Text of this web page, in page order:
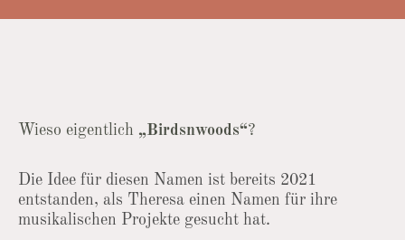
Wieso eigentlich „Birdsnwoods“?
Die Idee für diesen Namen ist bereits 2021
entstanden, als Theresa einen Namen für ihre
musikalischen Projekte gesucht hat.